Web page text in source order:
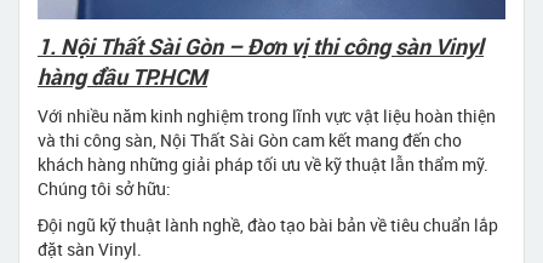
1. Nội Thất Sài Gòn – Đơn vị thi công sàn Vinyl
hàng đầu TP.HCM
Với nhiều năm kinh nghiệm trong lĩnh vực vật liệu hoàn thiện
và thi công sàn, Nội Thất Sài Gòn cam kết mang đến cho
khách hàng những giải pháp tối ưu về kỹ thuật lẫn thẩm mỹ.
Chúng tôi sở hữu:
Đội ngũ kỹ thuật lành nghề, đào tạo bài bản về tiêu chuẩn lắp
đặt sàn Vinyl.